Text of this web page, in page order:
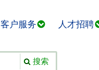
客户服务 人才招聘